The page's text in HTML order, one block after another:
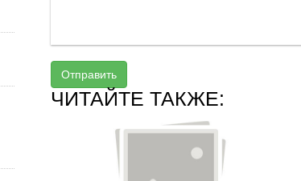
Отправить
ЧИТАЙТЕ ТАКЖЕ: